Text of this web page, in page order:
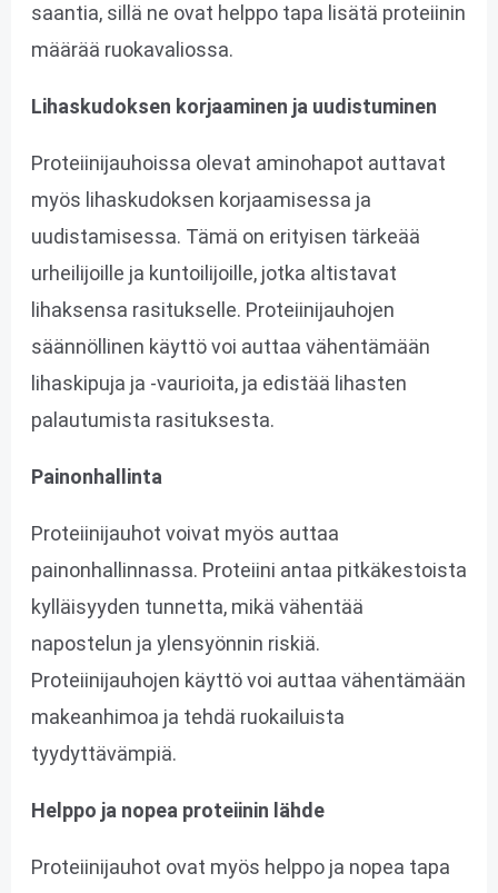
saantia, sillä ne ovat helppo tapa lisätä proteiinin
määrää ruokavaliossa.
Lihaskudoksen korjaaminen ja uudistuminen
Proteiinijauhoissa olevat aminohapot auttavat
myös lihaskudoksen korjaamisessa ja
uudistamisessa. Tämä on erityisen tärkeää
urheilijoille ja kuntoilijoille, jotka altistavat
lihaksensa rasitukselle. Proteiinijauhojen
säännöllinen käyttö voi auttaa vähentämään
lihaskipuja ja -vaurioita, ja edistää lihasten
palautumista rasituksesta.
Painonhallinta
Proteiinijauhot voivat myös auttaa
painonhallinnassa. Proteiini antaa pitkäkestoista
kylläisyyden tunnetta, mikä vähentää
napostelun ja ylensyönnin riskiä.
Proteiinijauhojen käyttö voi auttaa vähentämään
makeanhimoa ja tehdä ruokailuista
tyydyttävämpiä.
Helppo ja nopea proteiinin lähde
Proteiinijauhot ovat myös helppo ja nopea tapa